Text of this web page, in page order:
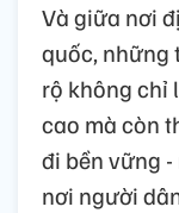
Và giữa nơi
quốc, những
rộ không chỉ
cao mà còn
đi bền vững
nơi người